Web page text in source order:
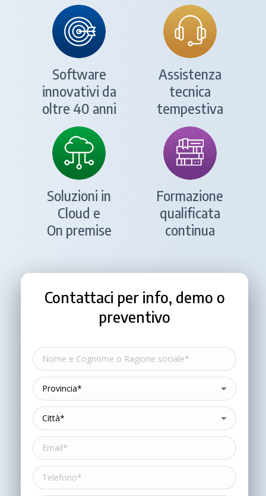
Software
innovativi da
oltre 40 anni
Assistenza
tecnica
tempestiva
Soluzioni in
Cloud e
On premise
Formazione
qualificata
continua
Contattaci per info, demo o
preventivo